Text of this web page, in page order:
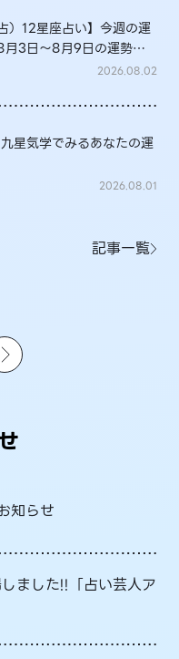
）12星座占い】今週の運
月3日～8月9日の運勢
2026.08.02
星気学でみるあなたの運
2026.08.01
記事一覧
知らせ
ました!!「占い芸人ア